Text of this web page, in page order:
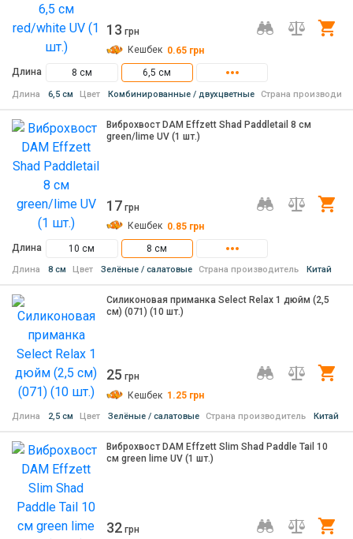
13 грн
Кешбек 0.65 грн
Длина
8 см 6,5 см
Длина 6,5 см Цвет Комбинированные / двухцветные Страна
Виброхвост DAM Effzett Shad Paddletail 8 см
green/lime UV (1 шт.)
17 грн
Кешбек 0.85 грн
Длина
10 см 8 см
Длина 8 см Цвет Зелёные / салатовые Страна производитель Китай
Силиконовая приманка Select Relax 1 дюйм (2,5
см) (071) (10 шт.)
25 грн
Кешбек 1.25 грн
Длина 2,5 см Цвет Зелёные / салатовые Страна производитель Китай
Виброхвост DAM Effzett Slim Shad Paddle Tail 10
см green lime UV (1 шт.)
32 грн